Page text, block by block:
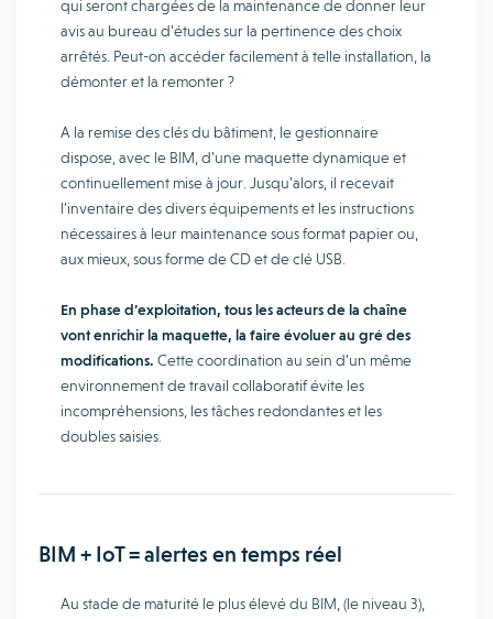
qui seront chargées de la maintenance de donner leur
avis au bureau d’études sur la pertinence des choix
arrêtés. Peut-on accéder facilement à telle installation, la
démonter et la remonter ?
A la remise des clés du bâtiment, le gestionnaire
dispose, avec le BIM, d’une maquette dynamique et
continuellement mise à jour. Jusqu’alors, il recevait
l’inventaire des divers équipements et les instructions
nécessaires à leur maintenance sous format papier ou,
aux mieux, sous forme de CD et de clé USB.
En phase d’exploitation, tous les acteurs de la chaîne
vont enrichir la maquette, la faire évoluer au gré des
modifications. Cette coordination au sein d’un même
environnement de travail collaboratif évite les
incompréhensions, les tâches redondantes et les
doubles saisies.
BIM + IoT = alertes en temps réel
Au stade de maturité le plus élevé du BIM, (le niveau 3),